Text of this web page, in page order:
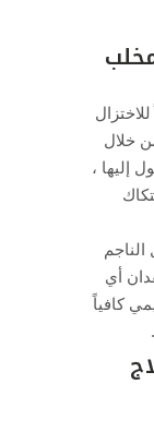
خلال
إليها ،
أي
كافياً